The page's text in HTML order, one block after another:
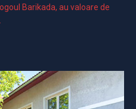
Barikada, au valoare de